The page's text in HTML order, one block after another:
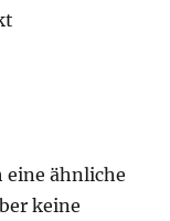
eine ähnliche
keine